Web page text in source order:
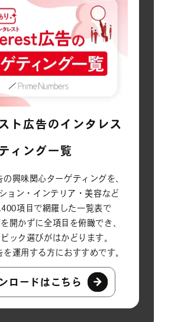
ト広告のインタレス
ィング一覧
興味関心ターゲティングを、
ョン・インテリア・美容など
項目で網羅した一覧表で
開かずに全項目を俯瞰でき、
ック選びがはかどります。
運用する方におすすめです。
ロードはこちら